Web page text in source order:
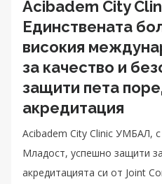
Acibadem City
Единствената
високия
за качество и
защити пета
акредитация
Acibadem City Clinic УМБАЛ,
Младост, успешно защити
акредитацията си от Joint